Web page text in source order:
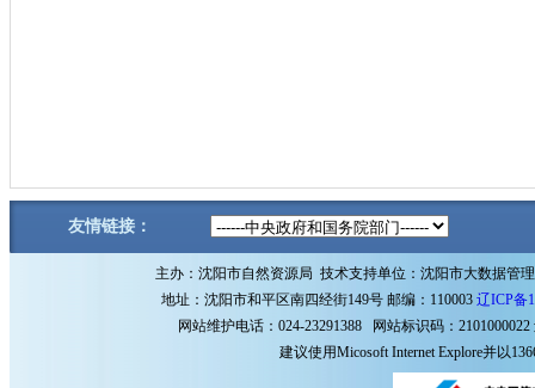
友情链接：
主办：沈阳市自然资源局 技术支持单位：沈阳市大数据管
地址：沈阳市和平区南四经街149号 邮编：110003 辽ICP备
网站维护电话：024-23291388 网站标识码：2101000022
建议使用Micosoft Internet Explore并以